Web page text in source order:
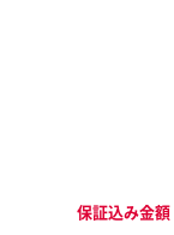
保証込み金額